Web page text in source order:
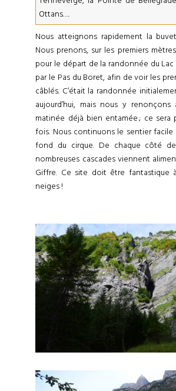
Ottans….
Nous atteignons rapidement la
Nous prenons, sur les premiers
pour le départ de la randonnée du
par le Pas du Boret, afin de voir les
câblés. C’était la randonnée
aujourd’hui, mais nous y
matinée déjà bien entamée ; ce sera
fois. Nous continuons le sentier facile
fond du cirque. De chaque côté
nombreuses cascades viennent
Giffre. Ce site doit être fantastique
neiges !